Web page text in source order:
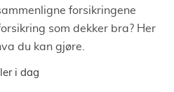
forsikringene
som dekker bra? Her
du kan gjøre.
i dag